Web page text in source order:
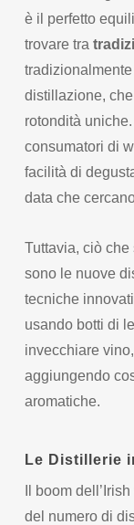
è il perfetto
trovare tra
distillazione,
rotondità
consumatori di
facilità di
data che
Tuttavia, ciò
sono le nuove
tecniche
usando botti di
invecchiare
aggiungendo
aromatiche.
Le Distillerie
Il boom
del numero di